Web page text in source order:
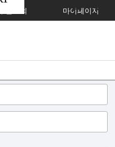
주문조회 마이페이지